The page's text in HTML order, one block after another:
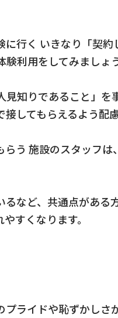
行く いきなり「契
利用をしてみましょう
知りであること」を
してもらえるよう配慮
う 施設のスタッフ
など、共通点がある
すくなります。
プライドや恥ずかし